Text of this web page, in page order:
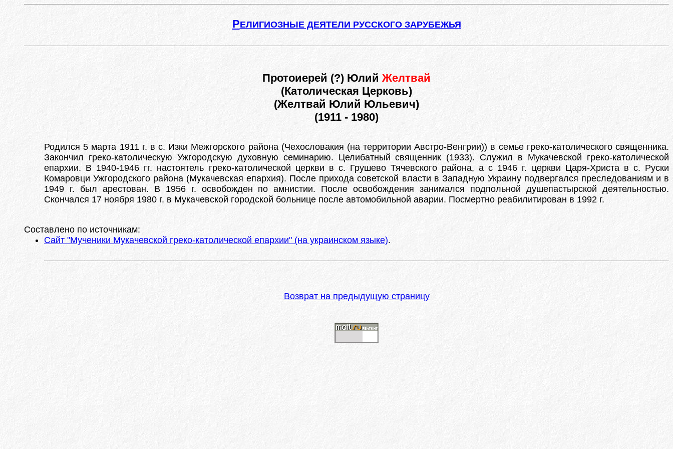
РЕЛИГИОЗНЫЕ ДЕЯТЕЛИ РУССКОГО ЗАРУБЕЖЬЯ
Протоиерей (?) Юлий Желтвай
(Католическая Церковь)
(Желтвай Юлий Юльевич)
(1911 - 1980)
Родился 5 марта 1911 г. в с. Изки Межгорского района (Чехословакия (на территории Австро-Венгрии)) в семье греко-католического священника.
Закончил греко-католическую Ужгородскую духовную семинарию. Целибатный священник (1933). Служил в Мукачевской греко-католической
епархии. В 1940-1946 гг. настоятель греко-католической церкви в с. Грушево Тячевского района, а с 1946 г. церкви Царя-Христа в с. Руски
Комаровци Ужгородского района (Мукачевская епархия). После прихода советской власти в Западную Украину подвергался преследованиям и в
1949 г. был арестован. В 1956 г. освобожден по амнистии. После освобождения занимался подпольной душепастырской деятельностью.
Скончался 17 ноября 1980 г. в Мукачевской городской больнице после автомобильной аварии. Посмертно реабилитирован в 1992 г.
Составлено по источникам:
Сайт "Мученики Мукачевской греко-католической епархии" (на украинском языке).
Возврат на предыдущую страницу